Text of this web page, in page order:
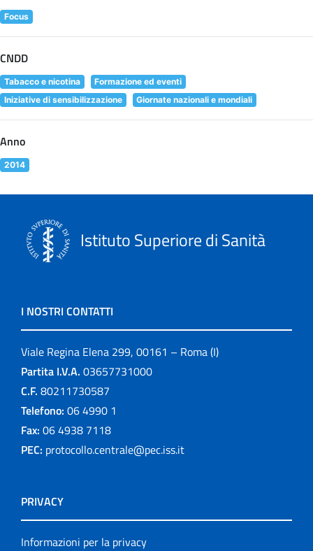
Focus
CNDD
Tabacco e nicotina
Formazione ed eventi
Iniziative di sensibilizzazione
Giornate nazionali e mondiali
Anno
2014
Istituto Superiore di Sanità
I NOSTRI CONTATTI
Viale Regina Elena 299, 00161 – Roma (I)
Partita I.V.A. 03657731000
C.F. 80211730587
Telefono: 06 4990 1
Fax: 06 4938 7118
PEC: protocollo.centrale@pec.iss.it
PRIVACY
Informazioni per la privacy